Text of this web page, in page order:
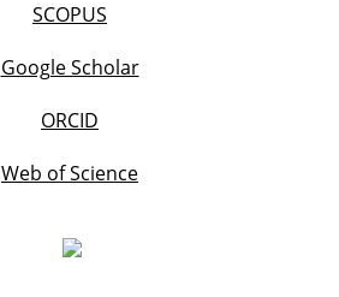
SCOPUS
Google Scholar
ORCID
Web of Science